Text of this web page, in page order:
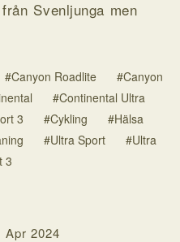
Svenljunga men
#Canyon Roadlite
#Canyon
#Continental Ultra
3 #Cykling
#Hälsa
#Ultra Sport
#Ultra
3
Apr 2024